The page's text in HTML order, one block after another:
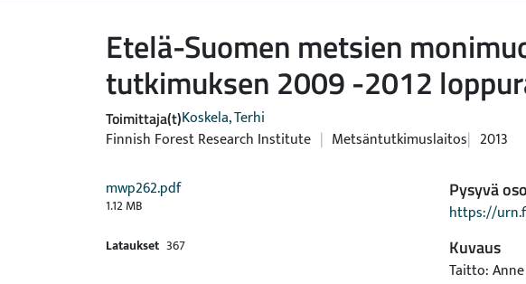
Etelä-Suomen metsien
tutkimuksen 2009 -2012
Toimittaja(t)Koskela, Terhi
Finnish Forest Research Institute | Metsäntutkimuslaitos 2013
mwp262.pdf
1.12 MB
Lataukset 367
Pysyvä
https://
Kuvaus
Taitto: